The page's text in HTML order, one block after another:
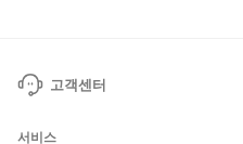
고객센터
서비스